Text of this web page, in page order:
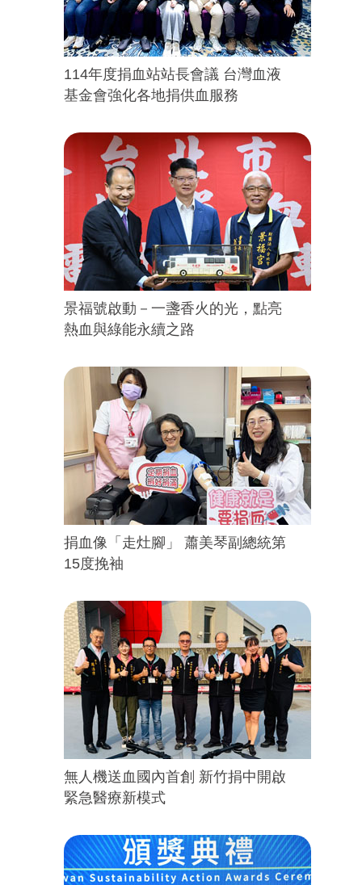
114年度捐血站站長會議 台灣血液
基金會強化各地捐供血服務
景福號啟動－一盞香火的光，點亮
熱血與綠能永續之路
捐血像「走灶腳」 蕭美琴副總統第
15度挽袖
無人機送血國內首創 新竹捐中開啟
緊急醫療新模式